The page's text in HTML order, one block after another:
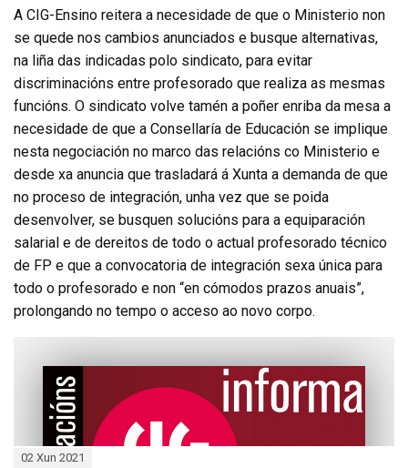
A CIG-Ensino reitera a necesidade de que o Ministerio non
se quede nos cambios anunciados e busque alternativas,
na liña das indicadas polo sindicato, para evitar
discriminacións entre profesorado que realiza as mesmas
funcións. O sindicato volve tamén a poñer enriba da mesa a
necesidade de que a Consellaría de Educación se implique
nesta negociación no marco das relacións co Ministerio e
desde xa anuncia que trasladará á Xunta a demanda de que
no proceso de integración, unha vez que se poida
desenvolver, se busquen solucións para a equiparación
salarial e de dereitos de todo o actual profesorado técnico
de FP e que a convocatoria de integración sexa única para
todo o profesorado e non “en cómodos prazos anuais”,
prolongando no tempo o acceso ao novo corpo.
02 Xun 2021